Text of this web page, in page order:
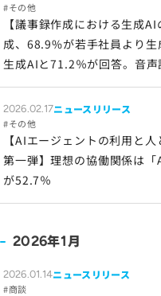
その他
【議事録作成における生成
成、68.9%が若手社員より
生成AIと71.2％が回答。音声
2026.02.17ニュースリリース
その他
【AIエージェントの利用と
第一弾】理想の協働関係は「
が52.7％
2026年1月
2026.01.14ニュースリリース
商談